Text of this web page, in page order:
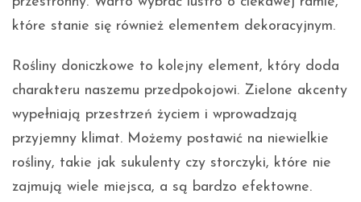
które stanie się również elementem dekoracyjnym.
Rośliny doniczkowe to kolejny element, który doda
charakteru naszemu przedpokojowi. Zielone akcenty
wypełniają przestrzeń życiem i wprowadzają
przyjemny klimat. Możemy postawić na niewielkie
rośliny, takie jak sukulenty czy storczyki, które nie
zajmują wiele miejsca, a są bardzo efektowne.